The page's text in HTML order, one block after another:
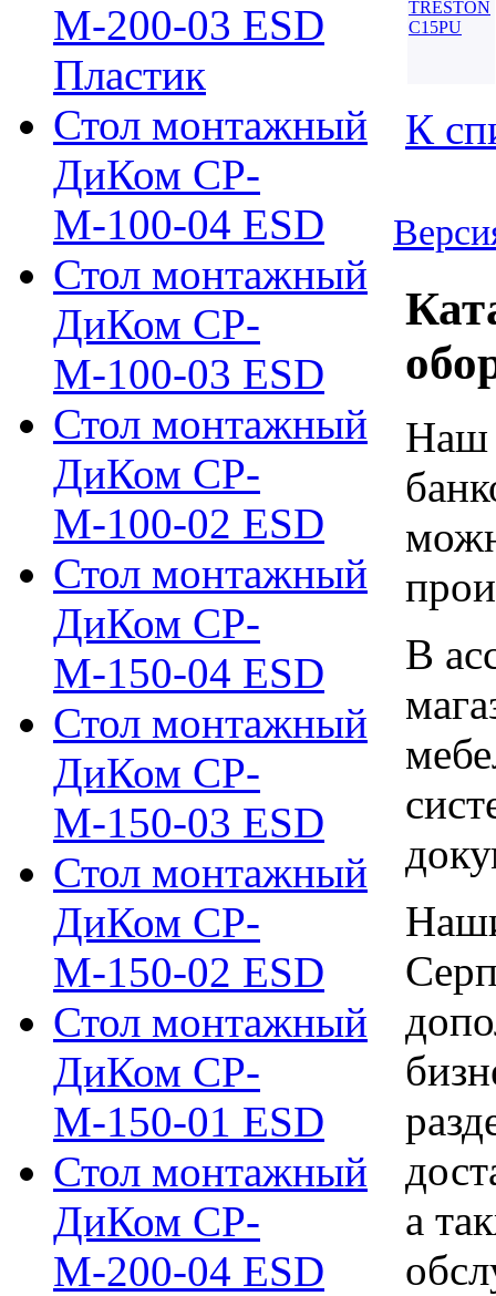
М-200-03 ESD
Пластик
Стол монтажный
ДиКом СР-
М-100-04 ESD
Стол монтажный
ДиКом СР-
М-100-03 ESD
Стол монтажный
ДиКом СР-
М-100-02 ESD
Стол монтажный
ДиКом СР-
М-150-04 ESD
Стол монтажный
ДиКом СР-
М-150-03 ESD
Стол монтажный
ДиКом СР-
М-150-02 ESD
Стол монтажный
ДиКом СР-
М-150-01 ESD
Стол монтажный
ДиКом СР-
М-200-04 ESD
К
Наш
В
а